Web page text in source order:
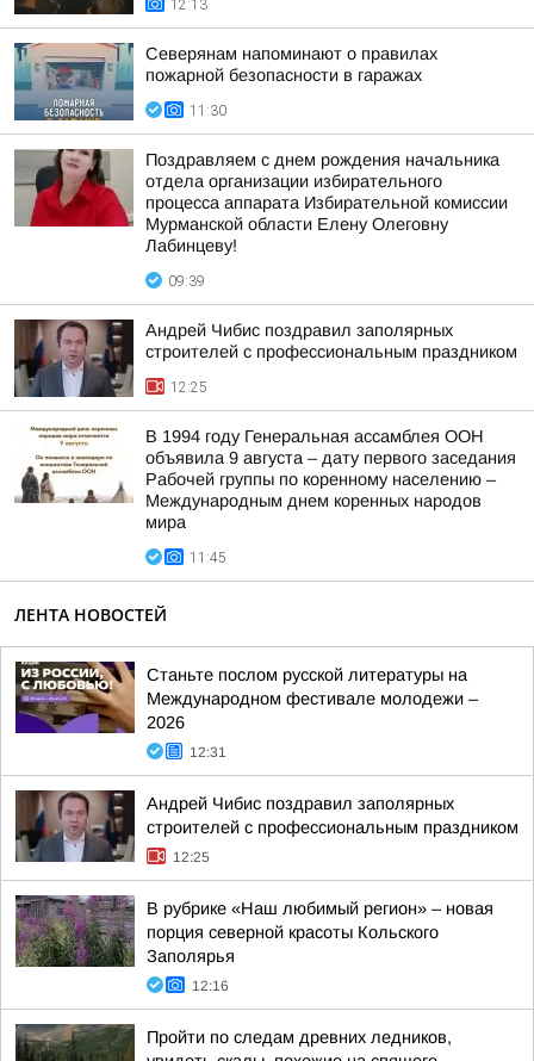
12:13
Северянам напоминают о правилах
пожарной безопасности в гаражах
11:30
Поздравляем с днем рождения начальника
отдела организации избирательного
процесса аппарата Избирательной комиссии
Мурманской области Елену Олеговну
Лабинцеву!
09:39
Андрей Чибис поздравил заполярных
строителей с профессиональным праздником
12:25
В 1994 году Генеральная ассамблея ООН
объявила 9 августа – дату первого заседания
Рабочей группы по коренному населению –
Международным днем коренных народов
мира
11:45
ЛЕНТА НОВОСТЕЙ
Станьте послом русской литературы на
Международном фестивале молодежи –
2026
12:31
Андрей Чибис поздравил заполярных
строителей с профессиональным праздником
12:25
В рубрике «Наш любимый регион» – новая
порция северной красоты Кольского
Заполярья
12:16
Пройти по следам древних ледников,